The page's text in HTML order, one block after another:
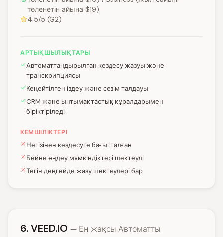
төленетін айына $19)
4.5/5 (G2)
АРТЫҚШЫЛЫҚТАРЫ
Автоматтандырылған кездесу жазуы және
транскрипциясы
Кеңейтілген іздеу және сезім талдауы
CRM және ынтымақтастық құралдарымен
біріктіріледі
КЕМШІЛІКТЕРІ
Негізінен кездесуге бағытталған
Бейне өңдеу мүмкіндіктері шектеулі
Тегін деңгейде жазу шектеулері бар
6. VEED.IO — Ең жақсы Автоматты